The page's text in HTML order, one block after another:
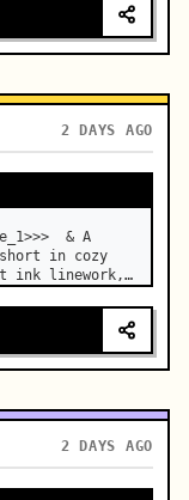
2 DAYS AGO
& A
short in cozy
ink linework,
2 DAYS AGO